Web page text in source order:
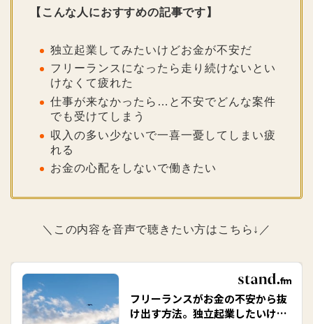
【こんな人におすすめの記事です】
独立起業してみたいけどお金が不安だ
フリーランスになったら走り続けないとい
けなくて疲れた
仕事が来なかったら…と不安でどんな案件
でも受けてしまう
収入の多い少ないで一喜一憂してしまい疲
れる
お金の心配をしないで働きたい
＼この内容を音声で聴きたい方はこちら↓／